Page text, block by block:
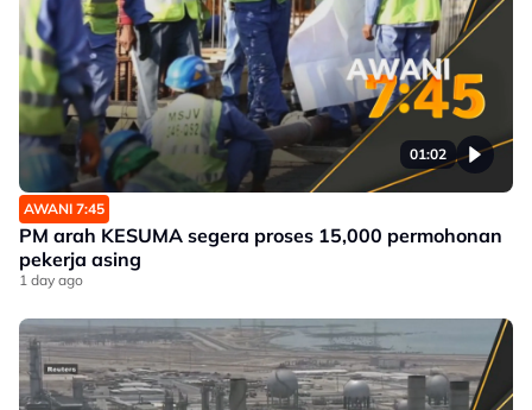
01:02
AWANI 7:45
PM arah KESUMA segera proses 15,000 permohonan
pekerja asing
1 day ago